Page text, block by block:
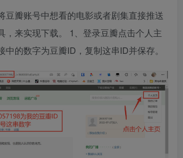
豆瓣账号中想看的电影或者剧集直接推送
，来实现下载。 1、登录豆瓣点击个人主
中的数字为豆瓣ID，复制这串ID并保存。